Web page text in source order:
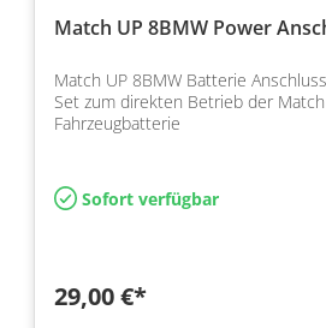
Match UP 8BMW Power
Match UP 8BMW Batterie
Set zum direkten Betrieb der
Fahrzeugbatterie
Sofort verfügbar
29,00 €*